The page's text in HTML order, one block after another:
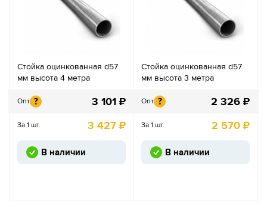
Стойка оцинкованная d57
мм высота 4 метра
Опт ? 3 101 ₽
За 1 шт. 3 427 ₽
В наличии
Стойка оцинкованная d57
мм высота 3 метра
Опт ? 2 326 ₽
За 1 шт. 2 570 ₽
В наличии